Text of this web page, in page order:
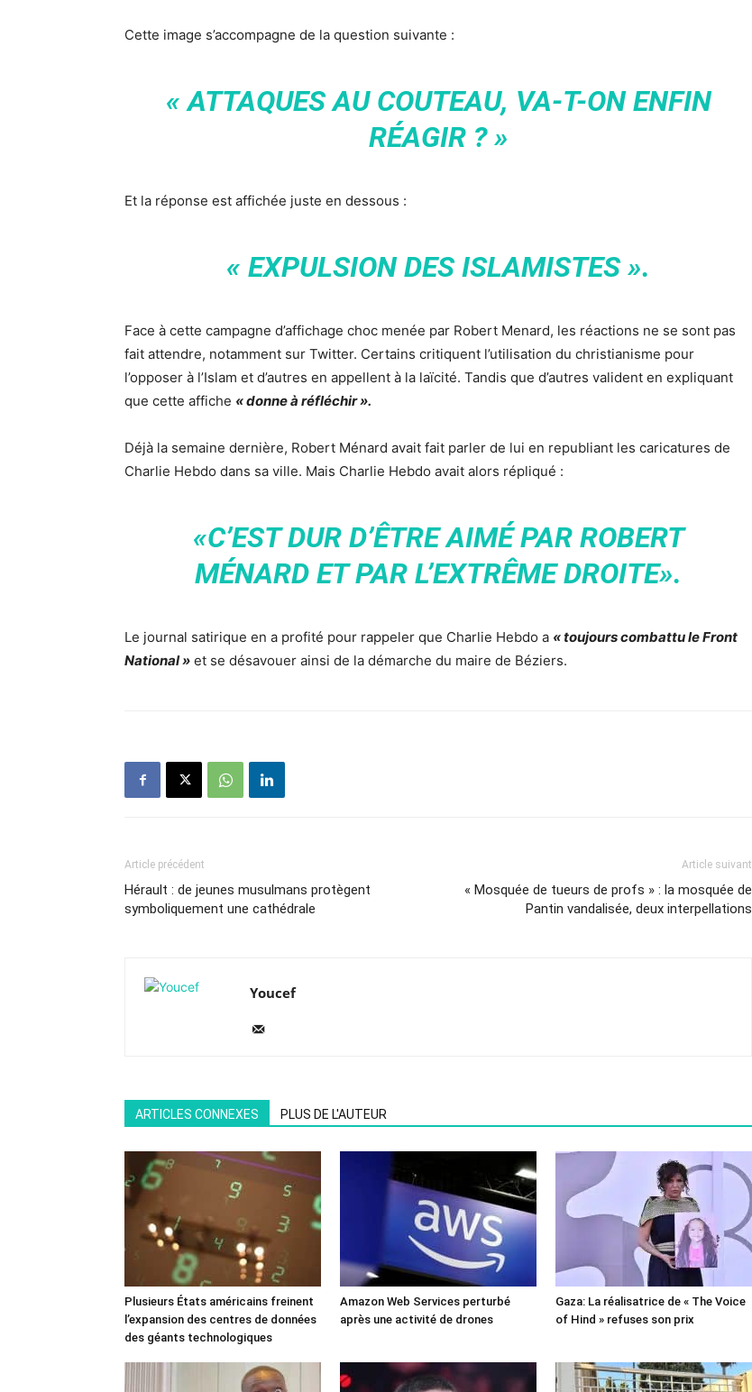
Cette image s’accompagne de la question suivante :
« ATTAQUES AU COUTEAU, VA-T-ON ENFIN
RÉAGIR ? »
Et la réponse est affichée juste en dessous :
« EXPULSION DES ISLAMISTES ».
Face à cette campagne d’affichage choc menée par Robert Menard, les réactions ne se sont pas
fait attendre, notamment sur Twitter. Certains critiquent l’utilisation du christianisme pour
l’opposer à l’Islam et d’autres en appellent à la laïcité. Tandis que d’autres valident en expliquant
que cette affiche « donne à réfléchir ».
Déjà la semaine dernière, Robert Ménard avait fait parler de lui en republiant les caricatures de
Charlie Hebdo dans sa ville. Mais Charlie Hebdo avait alors répliqué :
«C’EST DUR D’ÊTRE AIMÉ PAR ROBERT
MÉNARD ET PAR L’EXTRÊME DROITE».
Le journal satirique en a profité pour rappeler que Charlie Hebdo a « toujours combattu le Front
National » et se désavouer ainsi de la démarche du maire de Béziers.
Article précédent
Hérault : de jeunes musulmans protègent
symboliquement une cathédrale
Article suivant
« Mosquée de tueurs de profs » : la mosquée de
Pantin vandalisée, deux interpellations
Youcef
ARTICLES CONNEXES PLUS DE L'AUTEUR
Plusieurs États américains freinent
l’expansion des centres de données
des géants technologiques
Amazon Web Services perturbé
après une activité de drones
Gaza: La réalisatrice de « The Voice
of Hind » refuses son prix